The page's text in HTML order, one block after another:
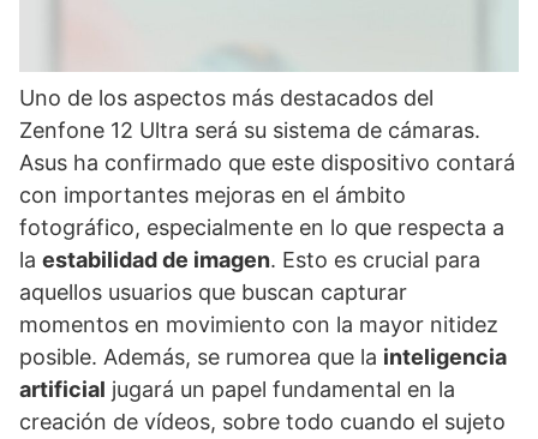
Uno de los aspectos más destacados del
Zenfone 12 Ultra será su sistema de cámaras.
Asus ha confirmado que este dispositivo contará
con importantes mejoras en el ámbito
fotográfico, especialmente en lo que respecta a
la estabilidad de imagen. Esto es crucial para
aquellos usuarios que buscan capturar
momentos en movimiento con la mayor nitidez
posible. Además, se rumorea que la inteligencia
artificial jugará un papel fundamental en la
creación de vídeos, sobre todo cuando el sujeto